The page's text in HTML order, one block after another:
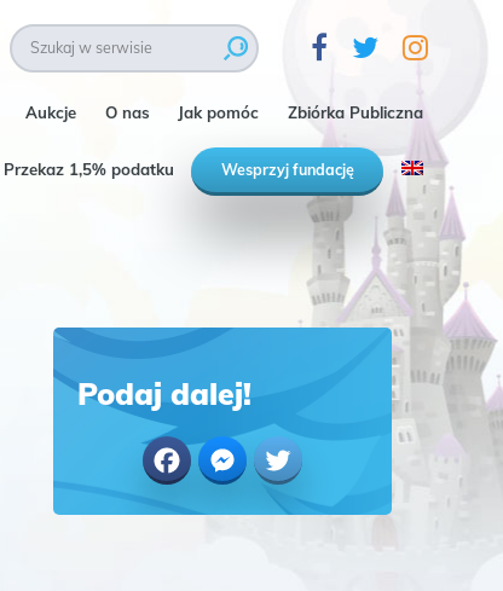
Aukcje O nas Jak pomóc Zbiórka Publiczna
Przekaz 1,5% podatku Wesprzyj fundację
Podaj dalej!
FacebookMessengerTwitter